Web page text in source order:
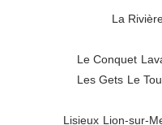
La
Le Conquet
Le
Les Gets
Lion-sur-
Lisieux